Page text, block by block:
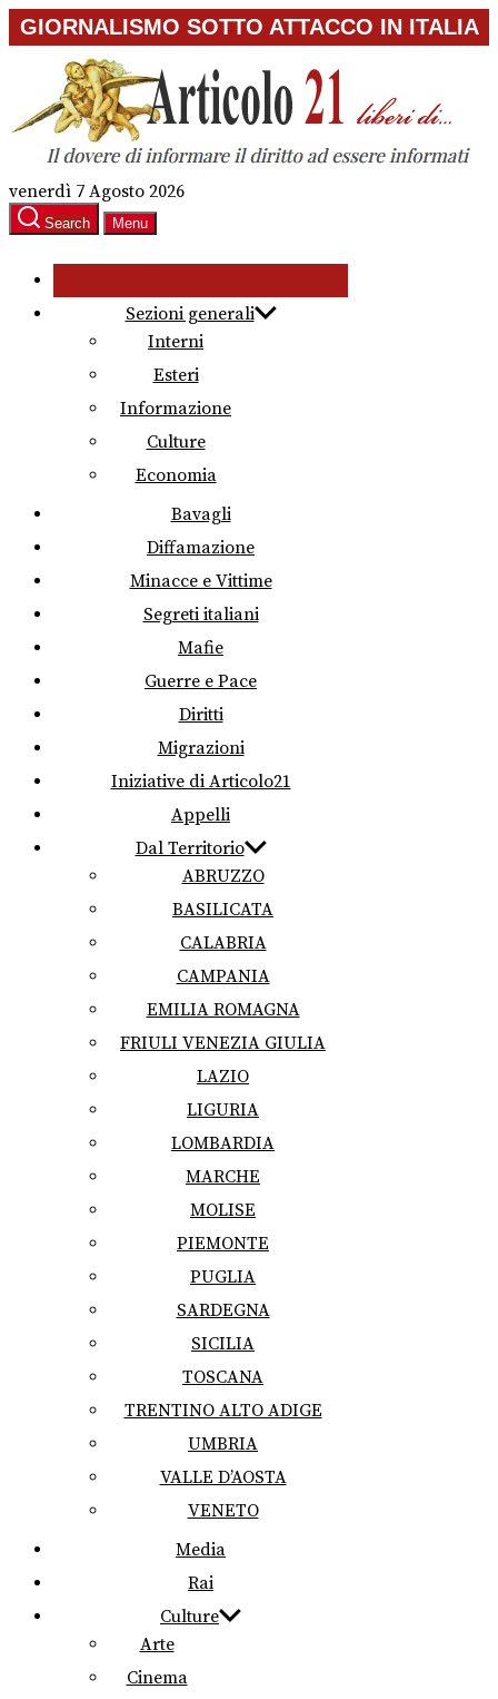
Skip
to
content
GIORNALISMO SOTTO ATTACCO IN ITALIA
venerdì 7 Agosto 2026
Search Menu
Sezioni generali
Interni
Esteri
Informazione
Culture
Economia
Bavagli
Diffamazione
Minacce e Vittime
Segreti italiani
Mafie
Guerre e Pace
Diritti
Migrazioni
Iniziative di Articolo21
Appelli
Dal Territorio
ABRUZZO
BASILICATA
CALABRIA
CAMPANIA
EMILIA ROMAGNA
FRIULI VENEZIA GIULIA
LAZIO
LIGURIA
LOMBARDIA
MARCHE
MOLISE
PIEMONTE
PUGLIA
SARDEGNA
SICILIA
TOSCANA
TRENTINO ALTO ADIGE
UMBRIA
VALLE D’AOSTA
VENETO
Media
Rai
Culture
Arte
Cinema